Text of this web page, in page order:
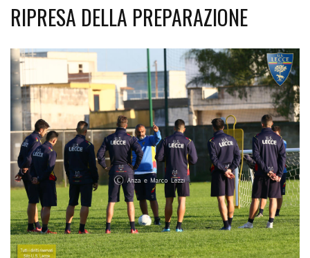
RIPRESA DELLA PREPARAZIONE